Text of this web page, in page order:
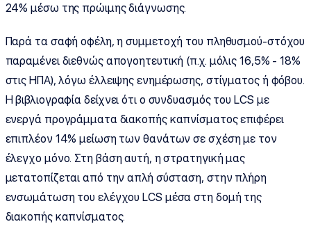
24% μέσω της πρώιμης διάγνωσης.
Παρά τα σαφή οφέλη, η συμμετοχή του πληθυσμού-στόχου
παραμένει διεθνώς απογοητευτική (π.χ. μόλις 16,5% - 18%
στις ΗΠΑ), λόγω έλλειψης ενημέρωσης, στίγματος ή φόβου.
Η βιβλιογραφία δείχνει ότι ο συνδυασμός του LCS με
ενεργά προγράμματα διακοπής καπνίσματος επιφέρει
επιπλέον 14% μείωση των θανάτων σε σχέση με τον
έλεγχο μόνο. Στη βάση αυτή, η στρατηγική μας
μετατοπίζεται από την απλή σύσταση, στην πλήρη
ενσωμάτωση του ελέγχου LCS μέσα στη δομή της
διακοπής καπνίσματος.